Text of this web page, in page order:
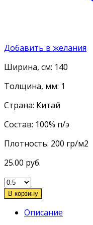
Добавить в желания
Ширина, см: 140
Толщина, мм: 1
Страна: Китай
Состав: 100% п/э
Плотность: 200 гр/м2
25.00 руб.
В корзину
Описание